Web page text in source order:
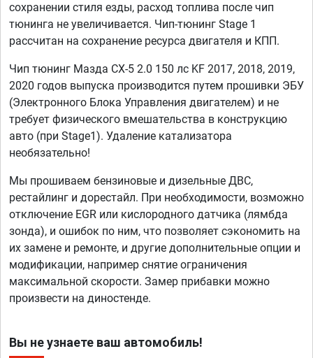
сохранении стиля езды, расход топлива после чип
тюнинга не увеличивается. Чип-тюнинг Stage 1
рассчитан на сохранение ресурса двигателя и КПП.
Чип тюнинг Мазда СХ-5 2.0 150 лс KF 2017, 2018, 2019,
2020 годов выпуска производится путем прошивки ЭБУ
(Электронного Блока Управления двигателем) и не
требует физического вмешательства в конструкцию
авто (при Stage1). Удаление катализатора
необязательно!
Мы прошиваем бензиновые и дизельные ДВС,
рестайлинг и дорестайл. При необходимости, возможно
отключение EGR или кислородного датчика (лямбда
зонда), и ошибок по ним, что позволяет сэкономить на
их замене и ремонте, и другие дополнительные опции и
модификации, например снятие ограничения
максимальной скорости. Замер прибавки можно
произвести на диностенде.
Вы не узнаете ваш автомобиль!